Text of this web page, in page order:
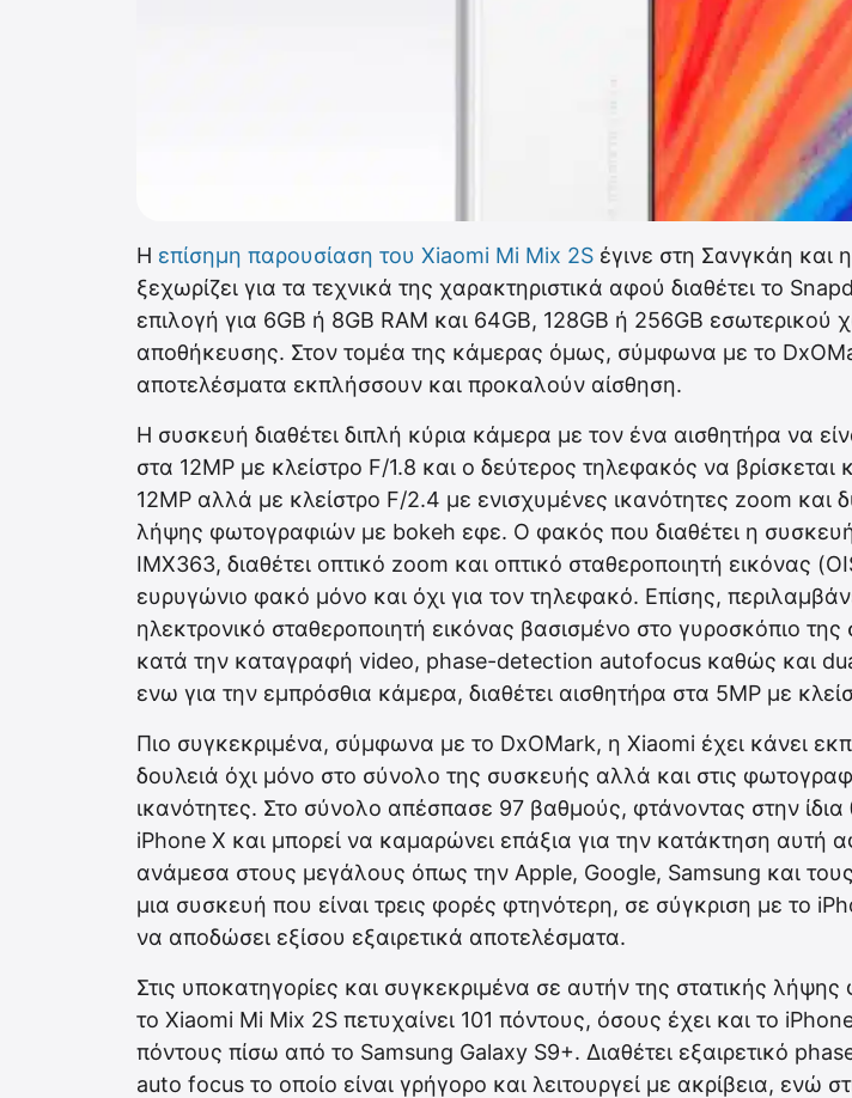
Η επίσημη παρουσίαση του Xiaomi Mi Mix 2S έγινε στη Σανγκάη και
ξεχωρίζει για τα τεχνικά της χαρακτηριστικά αφού διαθέτει το
επιλογή για 6GB ή 8GB RAM και 64GB, 128GB ή 256GB εσωτερικού
αποθήκευσης. Στον τομέα της κάμερας όμως, σύμφωνα με το
αποτελέσματα εκπλήσσουν και προκαλούν αίσθηση.
Η συσκευή διαθέτει διπλή κύρια κάμερα με τον ένα αισθητήρα να
στα 12MP με κλείστρο F/1.8 και ο δεύτερος τηλεφακός να βρίσκεται
12MP αλλά με κλείστρο F/2.4 με ενισχυμένες ικανότητες zoom και
λήψης φωτογραφιών με bokeh εφε. Ο φακός που διαθέτει η συσκευή
IMX363, διαθέτει οπτικό zoom και οπτικό σταθεροποιητή εικόνας
ευρυγώνιο φακό μόνο και όχι για τον τηλεφακό. Επίσης,
ηλεκτρονικό σταθεροποιητή εικόνας βασισμένο στο γυροσκόπιο
κατά την καταγραφή video, phase-detection autofocus καθώς και
ενω για την εμπρόσθια κάμερα, διαθέτει αισθητήρα στα 5MP με
Πιο συγκεκριμένα, σύμφωνα με το DxOMark, η Xiaomi έχει κάνει
δουλειά όχι μόνο στο σύνολο της συσκευής αλλά και στις
ικανότητες. Στο σύνολο απέσπασε 97 βαθμούς, φτάνοντας στην ίδια
iPhone X και μπορεί να καμαρώνει επάξια για την κατάκτηση αυτή
ανάμεσα στους μεγάλους όπως την Apple, Google, Samsung και
μια συσκευή που είναι τρεις φορές φτηνότερη, σε σύγκριση με το
να αποδώσει εξίσου εξαιρετικά αποτελέσματα.
Στις υποκατηγορίες και συγκεκριμένα σε αυτήν της στατικής
το Xiaomi Mi Mix 2S πετυχαίνει 101 πόντους, όσους έχει και το
πόντους πίσω από το Samsung Galaxy S9+. Διαθέτει εξαιρετικό
auto focus το οποίο είναι γρήγορο και λειτουργεί με ακρίβεια, ενώ